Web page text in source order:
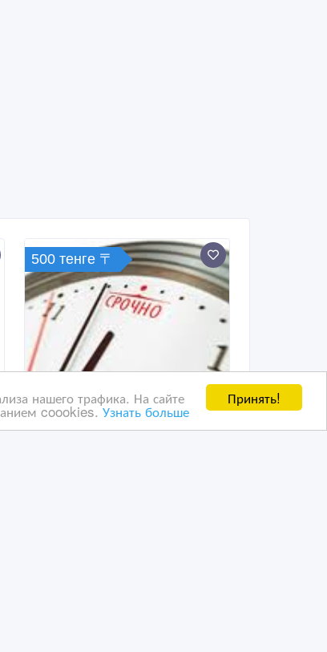
Принять!
нашего трафика. На сайте
coookies.Узнать больше
500 тенге 〒